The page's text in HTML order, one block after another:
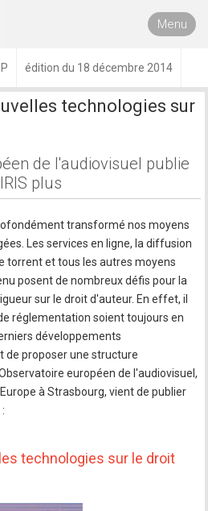
Menu
édition du 18 décembre 2014
technologies sur
de l'audiovisuel publie
plus
transformé nos moyens
Les services en ligne, la diffusion
torrent et tous les autres moyens
posent de nombreux défis pour la
sur le droit d'auteur. En effet, il
réglementation soient toujours en
développements
de proposer une structure
européen de l'audiovisuel,
à Strasbourg, vient de publier
technologies sur le droit